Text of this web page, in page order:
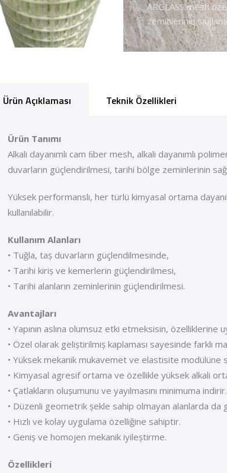
ARGLASS mesh
zeminlerinin
Ürün Açıklaması Teknik Özellikleri
Ürün Tanımı
Alkali dayanımlı cam ﬁber mesh, alkali dayanımlı
duvarların güçlendirilmesi, tarihi bölge zeminlerinin
Yüksek performanslı, her türlü kimyasal ortama
kullanılabilir.
Kullanım Alanları
• Tuğla, taș duvarların güçlendilmesinde,
• Tarihi kiriș ve kemerlerin güçlendirilmesi,
• Tarihi alanların zeminlerinin güçlendirilmesi.
Avantajları
• Yapının aslına olumsuz etki etmeksisin,
• Özel olarak geliștirilmiș kaplaması sayesinde farklı
• Yüksek mekanik mukavemet ve elastisite modülüne
• Kimyasal agresif ortama ve özellikle yüksek alkali
• Çatlakların olușumunu ve yayılmasını minimuma indirir.
• Düzenli geometrik șekle sahip olmayan alanlarda
• Hızlı ve kolay uygulama özelliğine sahiptir.
• Geniș ve homojen mekanik iyileștirme.
Özellikleri